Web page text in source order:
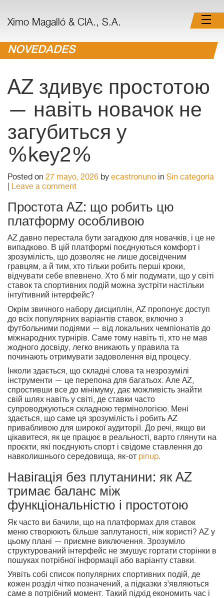
Ximo Magalló & CIA., S.A.
NOVEDADES
AZ здивує простотою
— навіть новачок не
загубиться у
%key2%
Posted on 27 mayo, 2026 by ecastronuno in Sin categoría
Leave a comment
Простота AZ: що робить цю
платформу особливою
AZ давно перестала бути загадкою для новачків, і це не
випадково. В цій платформі поєднуються комфорт і
зрозумілість, що дозволяє не лише досвідченим
гравцям, а й тим, хто тільки робить перші кроки,
відчувати себе впевнено. Хто б міг подумати, що у світі
ставок та спортивних подій можна зустріти настільки
інтуїтивний інтерфейс?
Окрім звичного набору дисциплін, AZ пропонує доступ
до всіх популярних варіантів ставок, включно з
футбольними подіями — від локальних чемпіонатів до
міжнародних турнірів. Саме тому навіть ті, хто не мав
жодного досвіду, легко вникають у правила та
починають отримувати задоволення від процесу.
Інколи здається, що складні слова та незрозумілі
інструменти — це перепона для багатьох. Але AZ,
спростивши все до мінімуму, дає можливість знайти
свій шлях навіть у світі, де ставки часто
супроводжуються складною термінологією. Мені
здається, що саме ця зрозумілість і робить AZ
привабливою для широкої аудиторії. До речі, якщо ви
цікавитеся, як це працює в реальності, варто глянути на
проєкти, які поєднують спорт і свідоме ставлення до
навколишнього середовища, як-от pinup.
Навігація без плутанини: як AZ
тримає баланс між
функціональністю і простотою
Як часто ви бачили, що на платформах для ставок
меню створюють більше заплутаності, ніж користі? AZ у
цьому плані — приємне виключення. Зрозуміло
структурований інтерфейс не змушує гортати сторінки в
пошуках потрібної інформації або варіанту ставки.
Уявіть собі список популярних спортивних подій, де
кожен розділ чітко позначений, а підказки з’являються
саме в потрібний момент. Такий підхід економить час і